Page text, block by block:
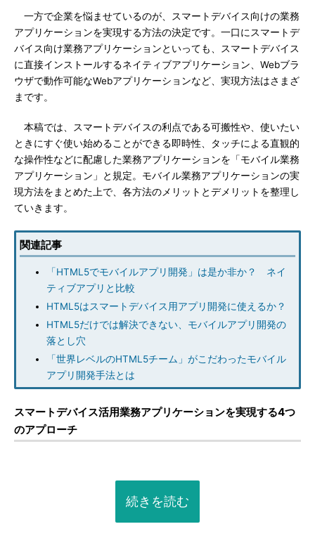
一方で企業を悩ませているのが、スマートデバイス向けの業務
アプリケーションを実現する方法の決定です。一口にスマートデ
バイス向け業務アプリケーションといっても、スマートデバイス
に直接インストールするネイティブアプリケーション、Webブラ
ウザで動作可能なWebアプリケーションなど、実現方法はさまざ
まです。
本稿では、スマートデバイスの利点である可搬性や、使いたい
ときにすぐ使い始めることができる即時性、タッチによる直観的
な操作性などに配慮した業務アプリケーションを「モバイル業務
アプリケーション」と規定。モバイル業務アプリケーションの実
現方法をまとめた上で、各方法のメリットとデメリットを整理し
ていきます。
関連記事
「HTML5でモバイルアプリ開発」は是か非か？ ネイ
ティブアプリと比較
HTML5はスマートデバイス用アプリ開発に使えるか？
HTML5だけでは解決できない、モバイルアプリ開発の
落とし穴
「世界レベルのHTML5チーム」がこだわったモバイル
アプリ開発手法とは
スマートデバイス活用業務アプリケーションを実現する4つ
のアプローチ
続きを読む